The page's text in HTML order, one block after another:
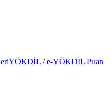
YÖKDİL / e-YÖKDİL Puan